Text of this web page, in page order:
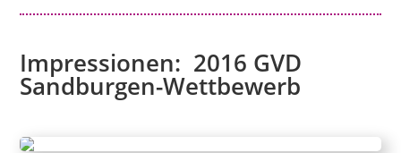
Impressionen: 2016 GVD
Sandburgen-Wettbewerb